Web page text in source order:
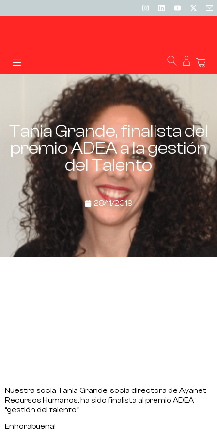
Tania Grande, finalista del
premio ADEA a la gestión
del Talento
28/11/2019
Nuestra socia Tania Grande, socia directora de Ayanet
Recursos Humanos, ha sido finalista al premio ADEA
“gestión del talento”
Enhorabuena!